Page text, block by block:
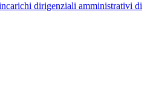
dirigenziali amministrativi di